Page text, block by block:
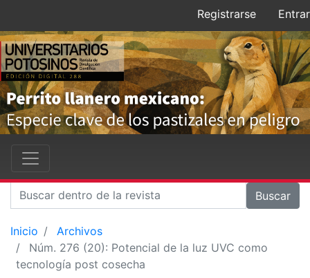
Registrarse Entrar
Buscar
Inicio
Archivos
Núm. 276 (20): Potencial de la luz UVC como
tecnología post cosecha